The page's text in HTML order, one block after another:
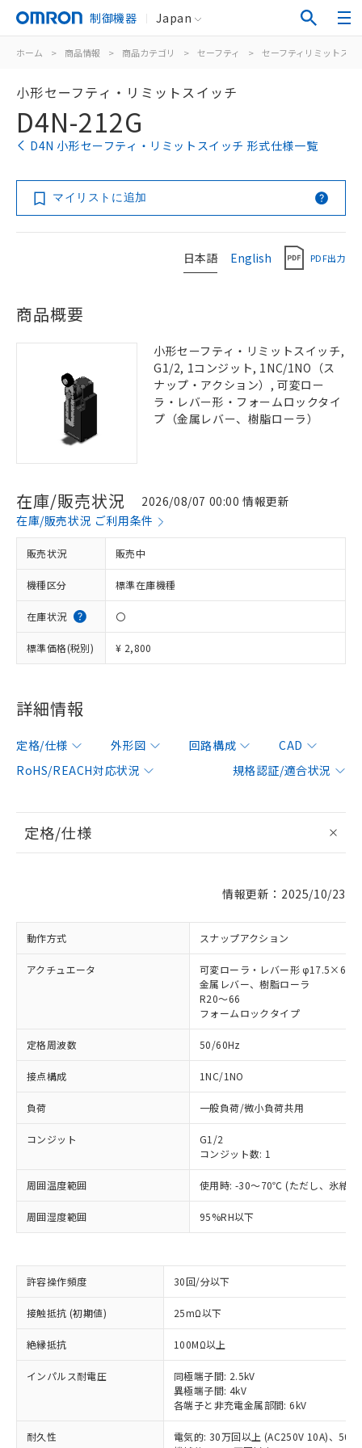
制御機器 Japan
ホーム > 商品情報 > 商品カテゴリ > セーフティ > セーフティリミットスイ
小形セーフティ・リミットスイッチ
D4N-212G
D4N 小形セーフティ・リミットスイッチ 形式仕様一覧
マイリストに追加
日本語 English PDF出力
商品概要
小形セーフティ・リミットスイッチ,
G1/2, 1コンジット, 1NC/1NO（ス
ナップ・アクション）, 可変ロー
ラ・レバー形・フォームロックタイ
プ（金属レバー、樹脂ローラ）
在庫/販売状況
2026/08/07 00:00 情報更新
在庫/販売状況 ご利用条件
販売状況 販売中
機種区分 標準在庫機種
在庫状況 〇
標準価格(税別) ¥ 2,800
詳細情報
定格/仕様 外形図 回路構成
CAD
RoHS/REACH対応状況
規格認証/適合状況
定格/仕様
情報更新：2025/10/23
動作方式 スナップアクション
アクチュエータ
可変ローラ・レバー形 φ17.5×6.8
金属レバー、樹脂ローラ
R20～66
フォームロックタイプ
定格周波数 50/60Hz
接点構成 1NC/1NO
負荷 一般負荷/微小負荷共用
コンジット
G1/2
コンジット数: 1
周囲温度範囲 使用時: -30～70℃ (ただし、氷結し
周囲湿度範囲 95%RH以下
許容操作頻度 30回/分以下
接触抵抗 (初期値) 25mΩ以下
絶縁抵抗 100MΩ以上
インパルス耐電圧
同極端子間: 2.5kV
異極端子間: 4kV
各端子と非充電金属部間: 6kV
耐久性
電気的: 30万回以上 (AC250V 10A)、50
ご利用条件
※1 対応状況
対応済み：EU RoHS指令（10物質）の
非含有に対応した製品が提供可能な商品で
す。
対応予定：EU RoHS指令（10物質）の非含
有に対応した製品に切り替える予定のある